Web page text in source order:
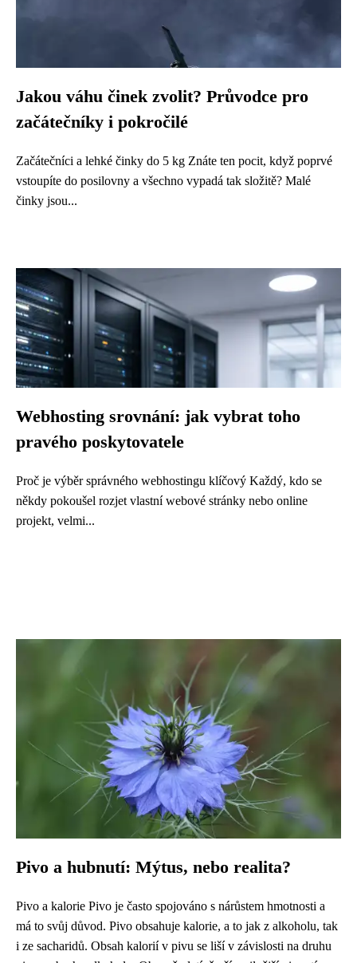
Jakou váhu činek zvolit? Průvodce pro
začátečníky i pokročilé
Začátečníci a lehké činky do 5 kg Znáte ten pocit, když poprvé
vstoupíte do posilovny a všechno vypadá tak složitě? Malé
činky jsou...
Webhosting srovnání: jak vybrat toho
pravého poskytovatele
Proč je výběr správného webhostingu klíčový Každý, kdo se
někdy pokoušel rozjet vlastní webové stránky nebo online
projekt, velmi...
Pivo a hubnutí: Mýtus, nebo realita?
Pivo a kalorie Pivo je často spojováno s nárůstem hmotnosti a
má to svůj důvod. Pivo obsahuje kalorie, a to jak z alkoholu, tak
i ze sacharidů. Obsah kalorií v pivu se liší v závislosti na druhu